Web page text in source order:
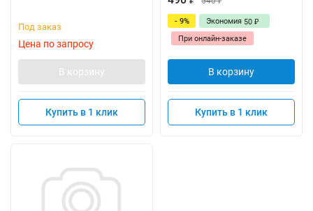
Под заказ
Цена по запросу
В корзину
Купить в 1 клик
- 9% Экономия 50 ₽
При онлайн-заказе
В корзину
Купить в 1 клик